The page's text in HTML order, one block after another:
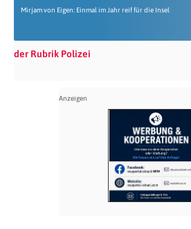
Mirjam von Eigen: Einmal im Jahr reif für die Insel
der Rubrik Polizei